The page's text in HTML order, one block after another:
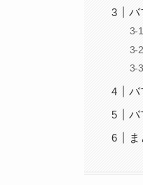
バ
バ
バ